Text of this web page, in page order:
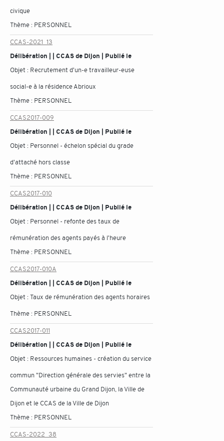
civique
Thème : PERSONNEL
CCAS-2021_13
Délibération | | CCAS de Dijon | Publié le
Objet : Recrutement d'un-e travailleur-euse
social-e à la résidence Abrioux
Thème : PERSONNEL
CCAS2017-009
Délibération | | CCAS de Dijon | Publié le
Objet : Personnel - échelon spécial du grade
d'attaché hors classe
Thème : PERSONNEL
CCAS2017-010
Délibération | | CCAS de Dijon | Publié le
Objet : Personnel - refonte des taux de
rémunération des agents payés à l'heure
Thème : PERSONNEL
CCAS2017-010A
Délibération | | CCAS de Dijon | Publié le
Objet :Taux de rémunération des agents horaires
Thème : PERSONNEL
CCAS2017-011
Délibération | | CCAS de Dijon | Publié le
Objet : Ressources humaines - création du service
commun "Direction générale des servies" entre la
Communauté urbaine du Grand Dijon, la Ville de
Dijon et le CCAS de la Ville de Dijon
Thème : PERSONNEL
CCAS-2022_38